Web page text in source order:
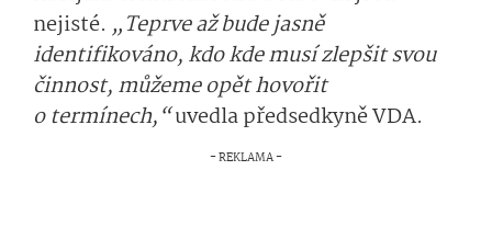
nejisté. „Teprve až bude jasně
identifikováno, kdo kde musí zlepšit svou
činnost, můžeme opět hovořit
o termínech,“uvedla předsedkyně VDA.